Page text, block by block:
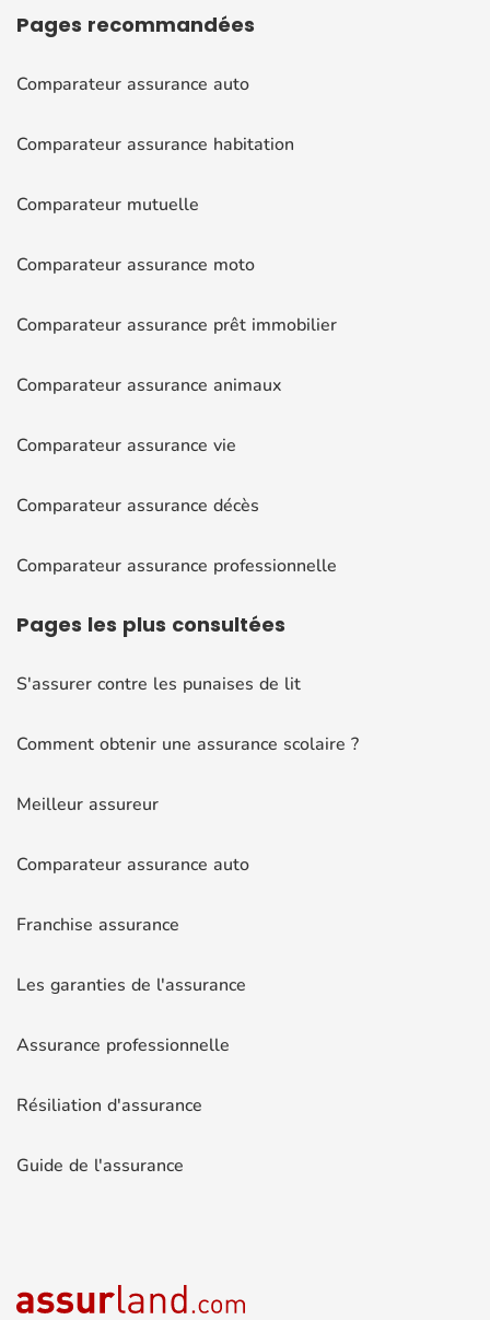
Pages recommandées
Comparateur assurance auto
Comparateur assurance habitation
Comparateur mutuelle
Comparateur assurance moto
Comparateur assurance prêt immobilier
Comparateur assurance animaux
Comparateur assurance vie
Comparateur assurance décès
Comparateur assurance professionnelle
Pages les plus consultées
S'assurer contre les punaises de lit
Comment obtenir une assurance scolaire ?
Meilleur assureur
Comparateur assurance auto
Franchise assurance
Les garanties de l'assurance
Assurance professionnelle
Résiliation d'assurance
Guide de l'assurance